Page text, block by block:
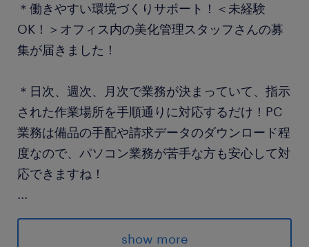
＊働きやすい環境づくりサポート！＜未経験
OK！＞オフィス内の美化管理スタッフさんの募
集が届きました！
＊日次、週次、月次で業務が決まっていて、指示
された作業場所を手順通りに対応するだけ！PC
業務は備品の手配や請求データのダウンロード程
度なので、パソコン業務が苦手な方も安心して対
応できますね！
...
＊朝は早めの8時スタートですが、夕方からは自
分の時間！朝型さんにおすすめです！
show more